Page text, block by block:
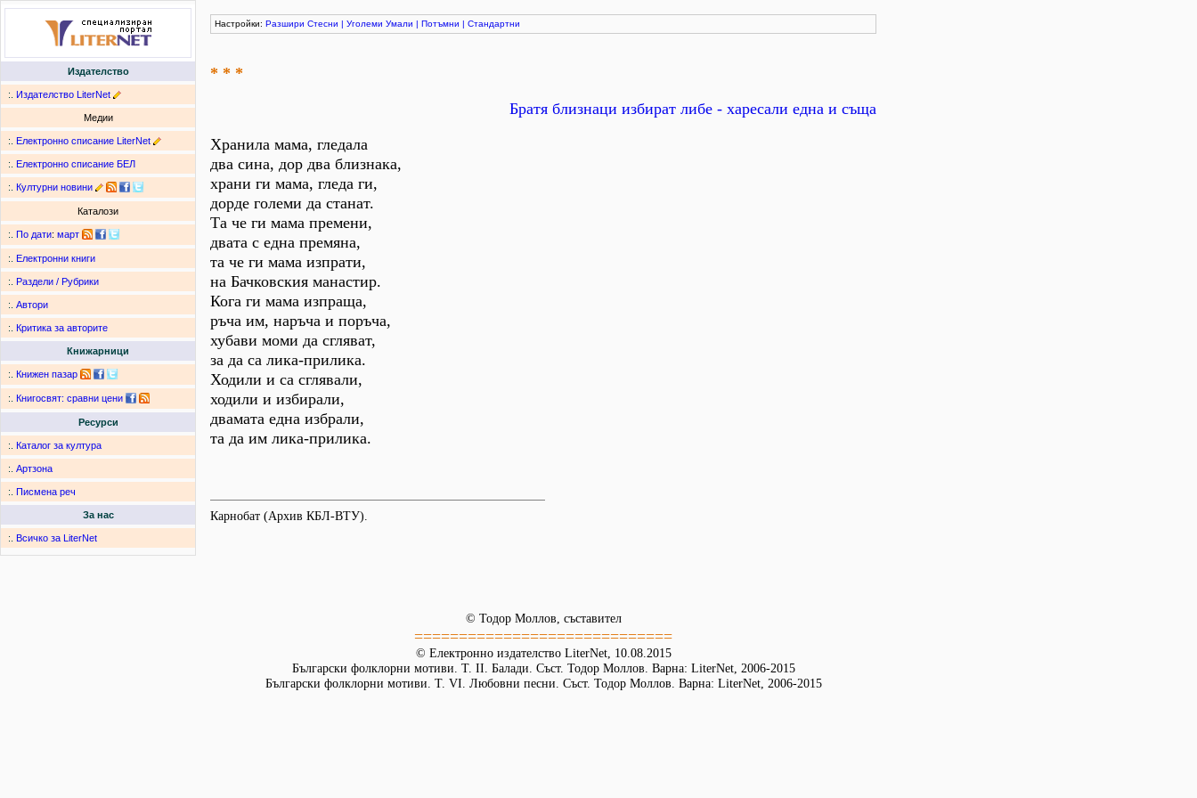
Издателство
:. Издателство LiterNet
Медии
:. Електронно списание LiterNet
:. Електронно списание БЕЛ
:. Културни новини
Каталози
:. По дати: март
:. Електронни книги
:. Раздели / Рубрики
:. Автори
:. Критика за авторите
Книжарници
:. Книжен пазар
:. Книгосвят: сравни цени
Ресурси
:. Каталог за култура
:. Артзона
:. Писмена реч
За нас
:. Всичко за LiterNet
Настройки: Разшири Стесни | Уголеми Умали | Потъмни | Стандартни
* * *
Братя близнаци избират либе - харесали една и съща
Хранила мама, гледала
два сина, дор два близнака,
храни ги мама, гледа ги,
дорде големи да станат.
Та че ги мама премени,
двата с една премяна,
та че ги мама изпрати,
на Бачковския манастир.
Кога ги мама изпраща,
ръча им, наръча и поръча,
хубави моми да сгляват,
за да са лика-прилика.
Ходили и са сглявали,
ходили и избирали,
двамата една избрали,
та да им лика-прилика.
Карнобат (Архив КБЛ-ВТУ).
© Тодор Моллов, съставител
=============================
© Електронно издателство LiterNet, 10.08.2015
Български фолклорни мотиви. Т. ІІ. Балади. Съст. Тодор Моллов. Варна: LiterNet, 2006-2015
Български фолклорни мотиви. Т. VІ. Любовни песни. Съст. Тодор Моллов. Варна: LiterNet, 2006-2015